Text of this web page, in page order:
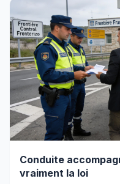
Conduite
vraiment la loi